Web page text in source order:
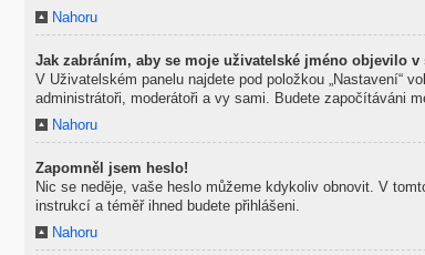
Nahoru
Jak zabráním, aby se moje uživatelské jméno objevilo
V Uživatelském panelu najdete pod položkou „Nastavení“
administrátoři, moderátoři a vy sami. Budete započítáváni
Nahoru
Zapomněl jsem heslo!
Nic se neděje, vaše heslo můžeme kdykoliv obnovit. V
instrukcí a téměř ihned budete přihlášeni.
Nahoru